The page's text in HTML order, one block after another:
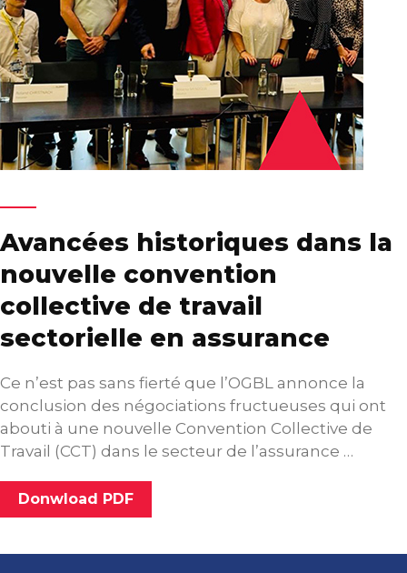
Avancées historiques dans la
nouvelle convention
collective de travail
sectorielle en assurance
Ce n’est pas sans fierté que l’OGBL annonce la
conclusion des négociations fructueuses qui ont
abouti à une nouvelle Convention Collective de
Travail (CCT) dans le secteur de l’assurance …
Donwload PDF